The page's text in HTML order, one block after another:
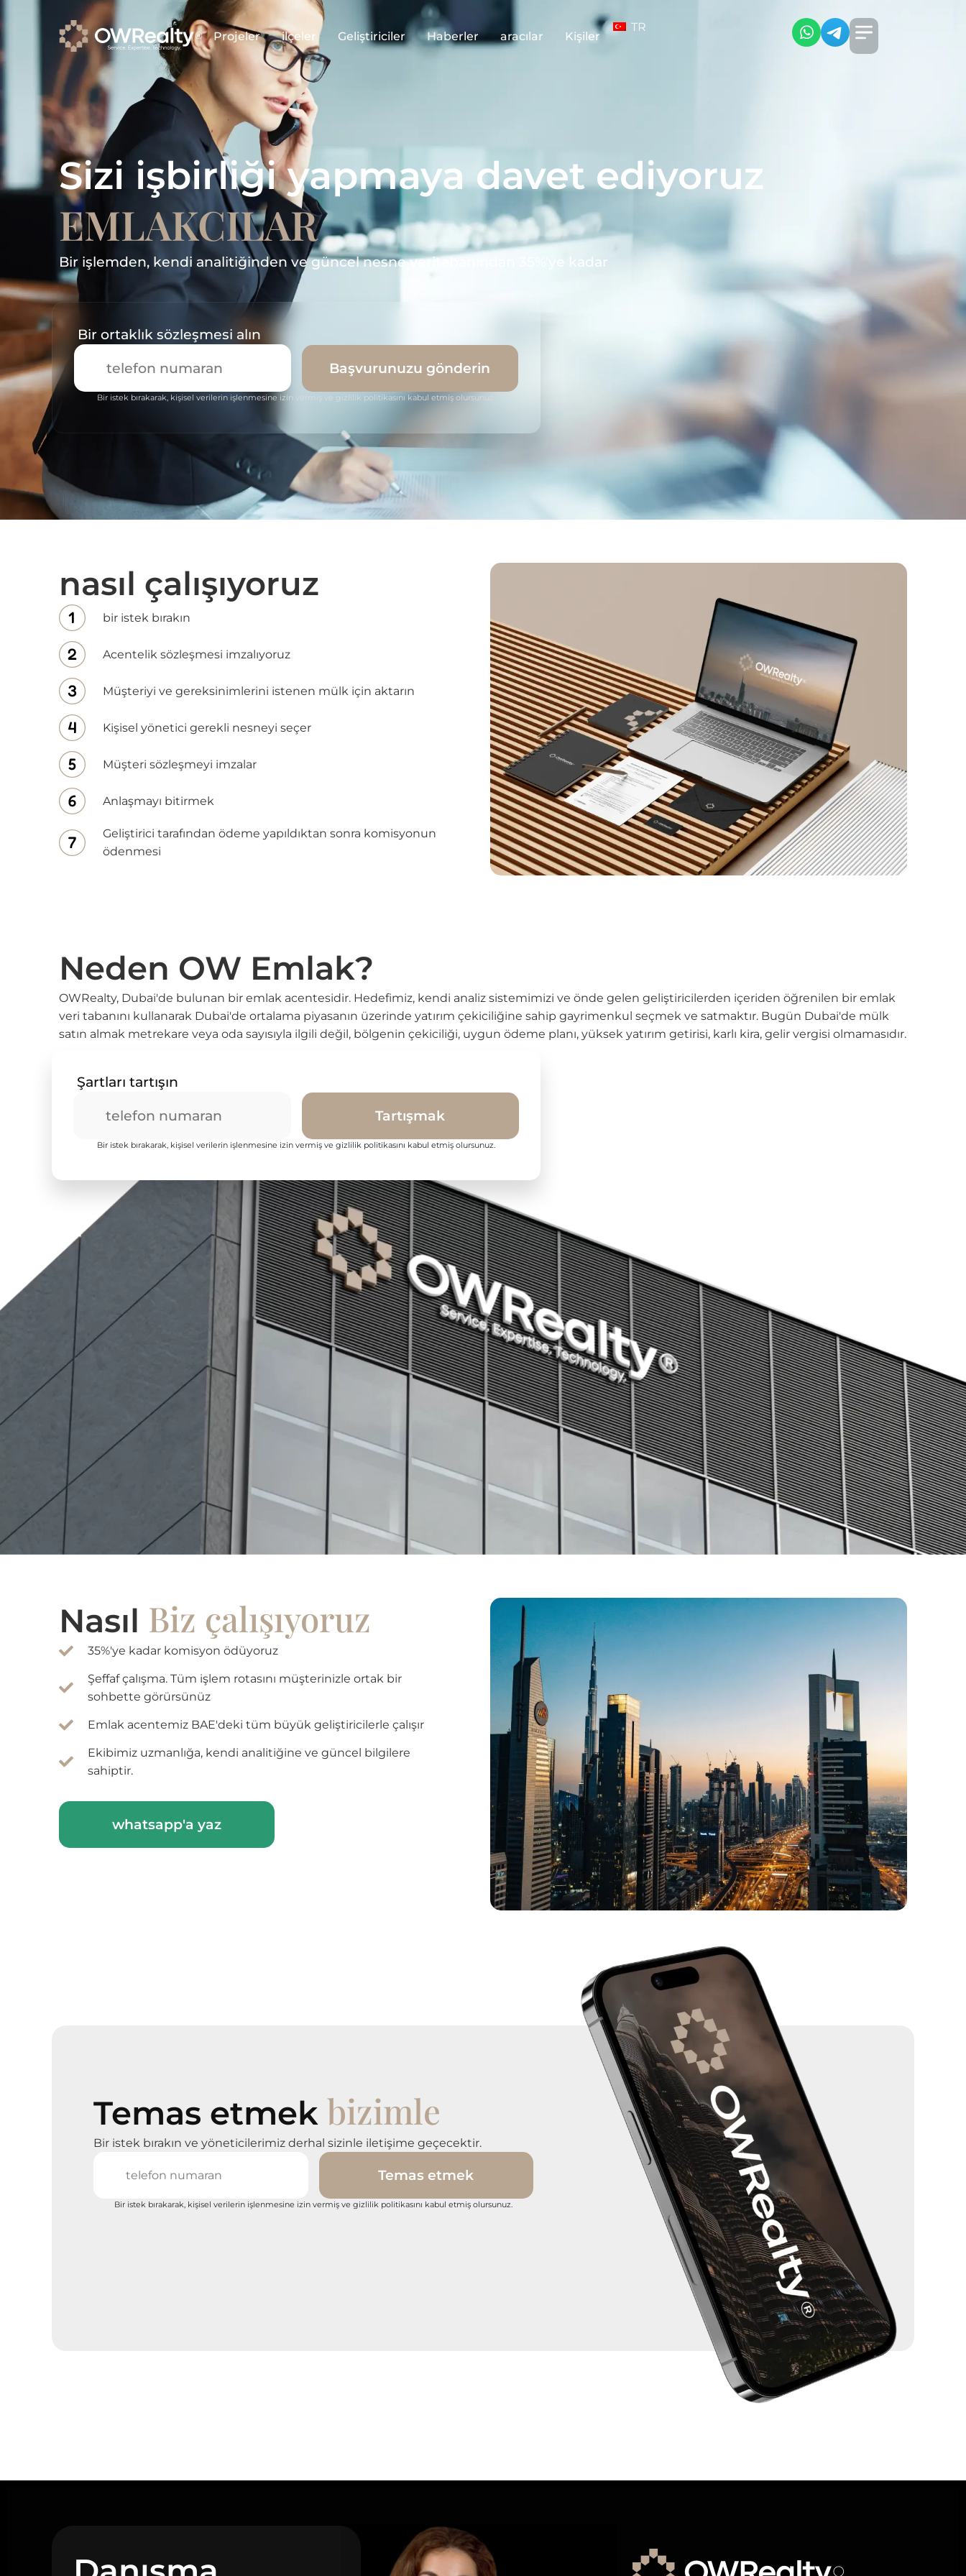
Projeler ilçeler Geliştiriciler Haberler aracılar Kişiler
TR
Sizi işbirliği yapmaya davet ediyoruz
EMLAKCILAR
Bir işlemden, kendi analitiğinden ve güncel nesne veritabanından 35%'ye kadar
Bir ortaklık sözleşmesi alın
Başvurunuzu gönderin
Bir istek bırakarak, kişisel verilerin işlenmesine izin vermiş ve gizlilik politikasını kabul etmiş olursunuz.
nasıl çalışıyoruz
bir istek bırakın
Acentelik sözleşmesi imzalıyoruz
Müşteriyi ve gereksinimlerini istenen mülk için aktarın
Kişisel yönetici gerekli nesneyi seçer
Müşteri sözleşmeyi imzalar
Anlaşmayı bitirmek
Geliştirici tarafından ödeme yapıldıktan sonra komisyonun
ödenmesi
Neden OW Emlak?
OWRealty, Dubai'de bulunan bir emlak acentesidir. Hedefimiz, kendi analiz sistemimizi ve önde gelen geliştiricilerden içeriden öğrenilen bir emlak
veri tabanını kullanarak Dubai'de ortalama piyasanın üzerinde yatırım çekiciliğine sahip gayrimenkul seçmek ve satmaktır. Bugün Dubai'de mülk
satın almak metrekare veya oda sayısıyla ilgili değil, bölgenin çekiciliği, uygun ödeme planı, yüksek yatırım getirisi, karlı kira, gelir vergisi olmamasıdır.
Şartları tartışın
Tartışmak
Bir istek bırakarak, kişisel verilerin işlenmesine izin vermiş ve gizlilik politikasını kabul etmiş olursunuz.
Nasıl Biz çalışıyoruz
35%'ye kadar komisyon ödüyoruz
Şeffaf çalışma. Tüm işlem rotasını müşterinizle ortak bir
sohbette görürsünüz
Emlak acentemiz BAE'deki tüm büyük geliştiricilerle çalışır
Ekibimiz uzmanlığa, kendi analitiğine ve güncel bilgilere
sahiptir.
whatsapp'a yaz
Temas etmek bizimle
Bir istek bırakın ve yöneticilerimiz derhal sizinle iletişime geçecektir.
Temas etmek
Bir istek bırakarak, kişisel verilerin işlenmesine izin vermiş ve gizlilik politikasını kabul etmiş olursunuz.